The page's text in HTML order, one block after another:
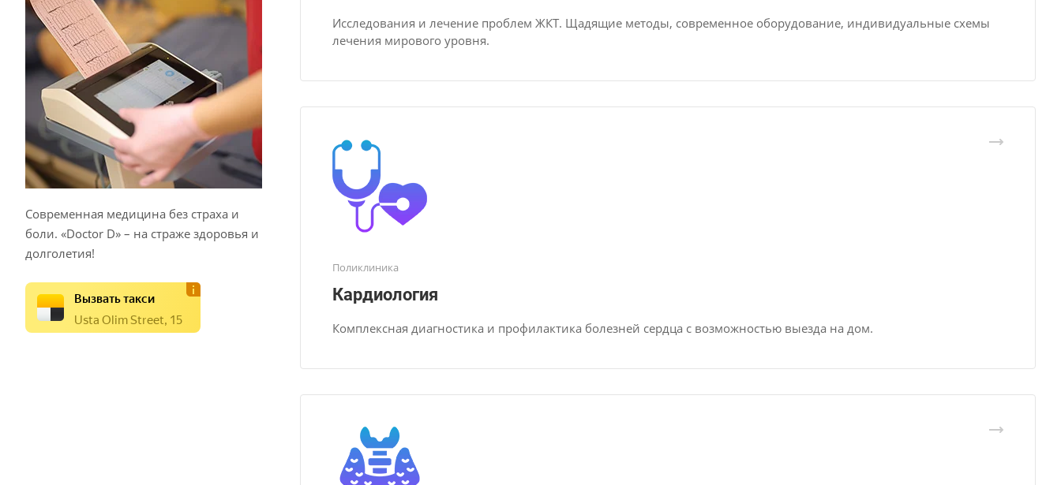
Исследования и лечение проблем ЖКТ. Щадящие методы, современное оборудование, индивидуальные схемы
лечения мирового уровня.
Поликлиника
Кардиология
Комплексная диагностика и профилактика болезней сердца с возможностью выезда на дом.
Современная медицина без страха и
боли. «Doctor D» – на страже здоровья и
долголетия!
Вызвать такси
Usta Olim Street, 15